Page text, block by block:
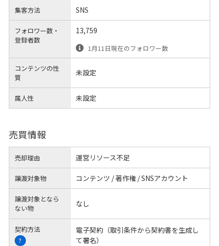
集客方法 SNS
フォロワー数・
登録者数
13,759
1月11日現在のフォロワー数
コンテンツの性
質
未設定
属人性 未設定
売買情報
売却理由 運営リソース不足
譲渡対象物 コンテンツ / 著作権 / SNSアカウント
譲渡対象となら
ない物
なし
契約方法
?
電子契約（取引条件から契約書を生成し
て署名）